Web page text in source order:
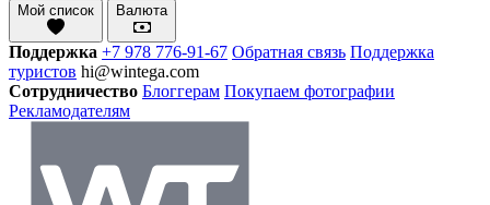
Мой список Валюта
Поддержка +7 978 776-91-67 Обратная связь Поддержка
туристов hi@wintega.com
Сотрудничество Блоггерам Покупаем фотографии
Рекламодателям